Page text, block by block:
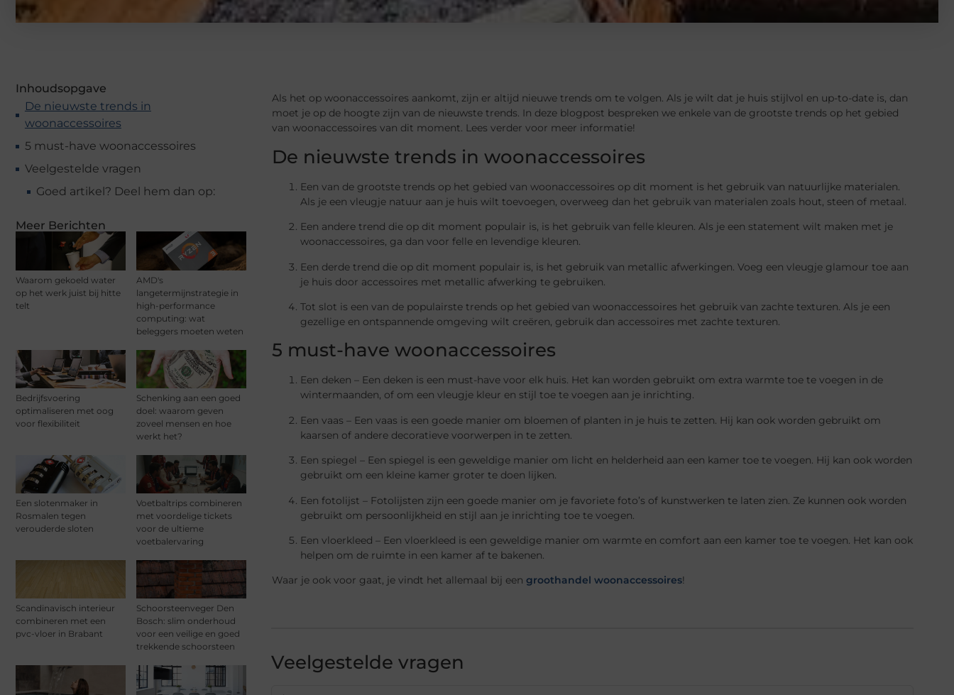
Inhoudsopgave
De nieuwste trends in
woonaccessoires
5 must-have woonaccessoires
Veelgestelde vragen
Goed artikel? Deel hem dan op:
Meer Berichten
Waarom gekoeld water
op het werk juist bij hitte
telt
AMD's
langetermijnstrategie in
high-performance
computing: wat
beleggers moeten weten
Bedrijfsvoering
optimaliseren met oog
voor flexibiliteit
Schenking aan een goed
doel: waarom geven
zoveel mensen en hoe
werkt het?
Een slotenmaker in
Rosmalen tegen
verouderde sloten
Voetbaltrips combineren
met voordelige tickets
voor de ultieme
voetbalervaring
Scandinavisch interieur
combineren met een
pvc-vloer in Brabant
Schoorsteenveger Den
Bosch: slim onderhoud
voor een veilige en goed
trekkende schoorsteen
Als het op woonaccessoires aankomt, zijn er altijd nieuwe trends om te volgen. Als je wilt dat je huis stijlvol en up-to-date is, dan
moet je op de hoogte zijn van de nieuwste trends. In deze blogpost bespreken we enkele van de grootste trends op het gebied
van woonaccessoires van dit moment. Lees verder voor meer informatie!
De nieuwste trends in woonaccessoires
Een van de grootste trends op het gebied van woonaccessoires op dit moment is het gebruik van natuurlijke materialen.
Als je een vleugje natuur aan je huis wilt toevoegen, overweeg dan het gebruik van materialen zoals hout, steen of metaal.
Een andere trend die op dit moment populair is, is het gebruik van felle kleuren. Als je een statement wilt maken met je
woonaccessoires, ga dan voor felle en levendige kleuren.
Een derde trend die op dit moment populair is, is het gebruik van metallic afwerkingen. Voeg een vleugje glamour toe aan
je huis door accessoires met metallic afwerking te gebruiken.
Tot slot is een van de populairste trends op het gebied van woonaccessoires het gebruik van zachte texturen. Als je een
gezellige en ontspannende omgeving wilt creëren, gebruik dan accessoires met zachte texturen.
5 must-have woonaccessoires
Een deken – Een deken is een must-have voor elk huis. Het kan worden gebruikt om extra warmte toe te voegen in de
wintermaanden, of om een vleugje kleur en stijl toe te voegen aan je inrichting.
Een vaas – Een vaas is een goede manier om bloemen of planten in je huis te zetten. Hij kan ook worden gebruikt om
kaarsen of andere decoratieve voorwerpen in te zetten.
Een spiegel – Een spiegel is een geweldige manier om licht en helderheid aan een kamer toe te voegen. Hij kan ook worden
gebruikt om een kleine kamer groter te doen lijken.
Een fotolijst – Fotolijsten zijn een goede manier om je favoriete foto’s of kunstwerken te laten zien. Ze kunnen ook worden
gebruikt om persoonlijkheid en stijl aan je inrichting toe te voegen.
Een vloerkleed – Een vloerkleed is een geweldige manier om warmte en comfort aan een kamer toe te voegen. Het kan ook
helpen om de ruimte in een kamer af te bakenen.
Waar je ook voor gaat, je vindt het allemaal bij een groothandel woonaccessoires!
Veelgestelde vragen